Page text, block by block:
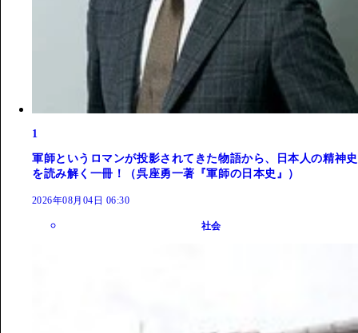
1
軍師というロマンが投影されてきた物語から、日本人の精神史
を読み解く一冊！（呉座勇一著『軍師の日本史』）
2026年08月04日 06:30
社会